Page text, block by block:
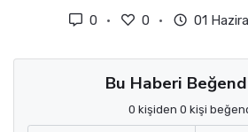
0 0 01
Bu Haberi
0 kişiden 0 kişi